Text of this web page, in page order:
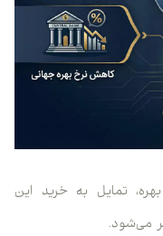
تمایل به خرید این
می‌شود.